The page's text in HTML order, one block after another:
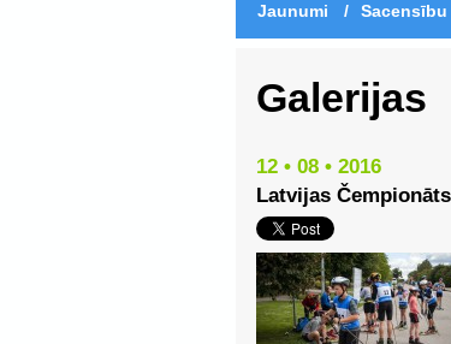
Jaunumi /
Galerijas
12 • 08 • 2016
Latvijas